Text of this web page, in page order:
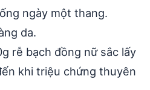
ngày một thang.
da.
rễ bạch đồng nữ sắc lấy
khi triệu chứng thuyên